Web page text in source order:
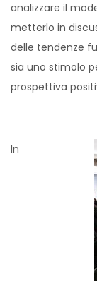
analizzare il
metterlo in
delle tendenze
sia uno stimolo
prospettiva
In